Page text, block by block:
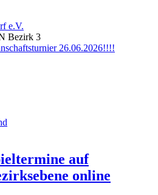
26.06.2026!!!!
auf
online